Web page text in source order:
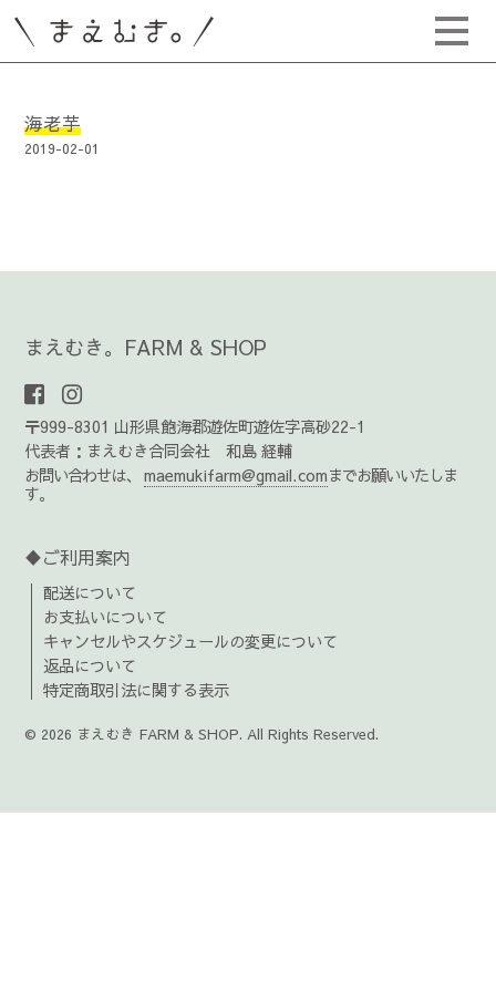
海老芋
2019-02-01
まえむき。FARM & SHOP
〒999-8301 山形県飽海郡遊佐町遊佐字高砂22-1
代表者：まえむき合同会社 和島 経輔
お問い合わせは、
maemukifarm@gmail.comまでお願いいたしま
す。
♦ご利用案内
配送について
お支払いについて
キャンセルやスケジュールの変更について
返品について
特定商取引法に関する表示
© 2026 まえむき FARM & SHOP. All Rights Reserved.